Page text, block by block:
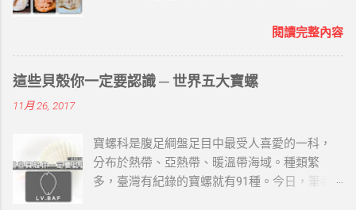
高的觀賞性的收藏價值。以下筆者就用四字訣
海的故鄉原創工作室 （一）名螺家世 就是大法
螺、法螺，屬法螺科，也稱海神法螺，海南民
條明顯的縱脹肋。體層上的螺肋光滑、寬大而
且低平，其間有較深的螺溝及少數細肋。縫合
線深刻，各螺層在縫合線下的螺肋常呈波狀並
閱讀完整內容
這些貝殼你一定要認識 ─ 世界五大寶螺
11月 26, 2017
寶螺科是腹足綱盤足目中最受人喜愛的一科，
分布於熱帶、亞熱帶、暖溫帶海域。種類繁
多，臺灣有紀錄的寶螺就有91種。今日，筆者